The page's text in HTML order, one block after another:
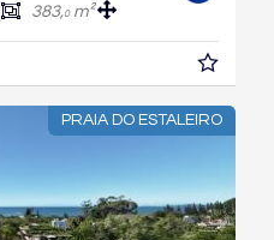
383,0m²
PRAIA DO ESTALEIRO